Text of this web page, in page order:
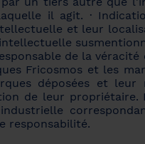
il agit. ·
et leur
de la
Fricosmos et les
déposées et leur
de leur propriétaire.
responsabilité.